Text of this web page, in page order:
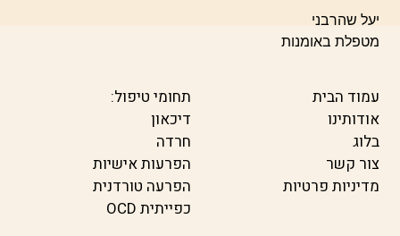
יעל שהרבני
מטפלת באומנות
עמוד הבית
אודותינו
בלוג
צור קשר
מדיניות פרטיות
תחומי טיפול:
דיכאון
חרדה
הפרעות אישיות
הפרעה טורדנית
כפייתית OCD